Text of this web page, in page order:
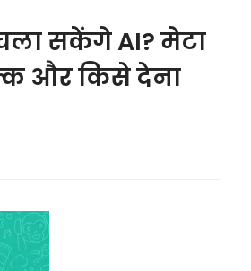
सकेंगे AI? मेटा
और किसे देना